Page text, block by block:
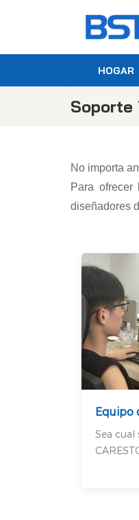
HOGAR
Soporte
No importa
Para
diseñadores
Equipo
Sea cual